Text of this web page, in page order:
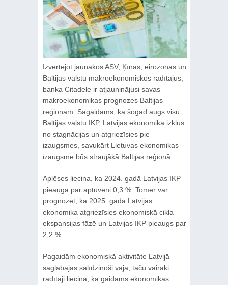
Izvērtējot jaunākos ASV, Ķīnas, eirozonas un
Baltijas valstu makroekonomiskos rādītājus,
banka Citadele ir atjauninājusi savas
makroekonomikas prognozes Baltijas
reģionam. Sagaidāms, ka šogad augs visu
Baltijas valstu IKP, Latvijas ekonomika izkļūs
no stagnācijas un atgriezīsies pie
izaugsmes, savukārt Lietuvas ekonomikas
izaugsme būs straujākā Baltijas reģionā.
Aplēses liecina, ka 2024. gadā Latvijas IKP
pieauga par aptuveni 0,3 %. Tomēr var
prognozēt, ka 2025. gadā Latvijas
ekonomika atgriezīsies ekonomiskā cikla
ekspansijas fāzē un Latvijas IKP pieaugs par
2,2 %.
Pagaidām ekonomiskā aktivitāte Latvijā
saglabājas salīdzinoši vāja, taču vairāki
rādītāji liecina, ka gaidāms ekonomikas